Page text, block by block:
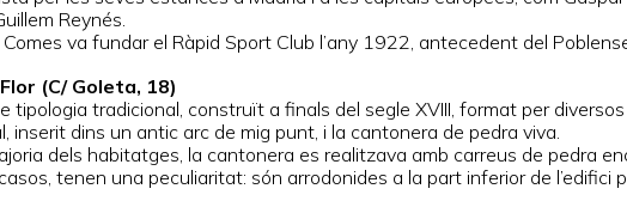
Reynés.
va fundar el Ràpid Sport Club l’any 1922, antecedent del
(C/ Goleta, 18)
tipologia tradicional, construït a finals del segle XVIII, format per
inserit dins un antic arc de mig punt, i la cantonera de pedra viva.
dels habitatges, la cantonera es realitzava amb carreus de pedra
tenen una peculiaritat: són arrodonides a la part inferior de l’edifici